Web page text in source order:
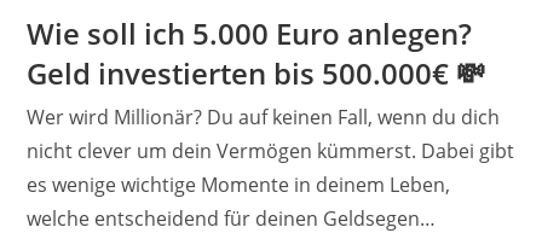
Erfahrung
2024
16%
per
Mausklick?
Wie soll ich 5.000 Euro anlegen?
Geld investierten bis 500.000€ 💸
Wer wird Millionär? Du auf keinen Fall, wenn du dich
nicht clever um dein Vermögen kümmerst. Dabei gibt
es wenige wichtige Momente in deinem Leben,
welche entscheidend für deinen Geldsegen…